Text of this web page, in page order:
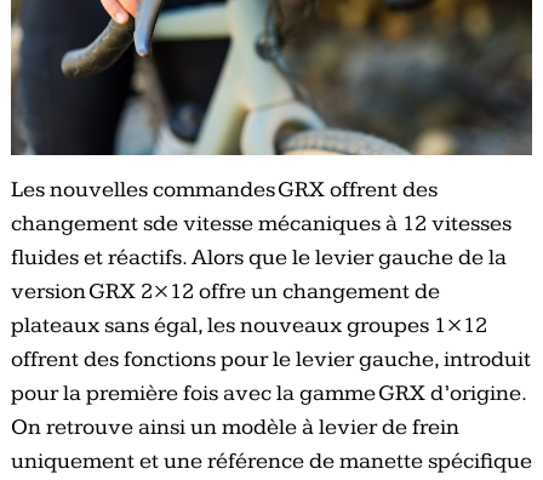
Les nouvelles commandes GRX offrent des
changement sde vitesse mécaniques à 12 vitesses
fluides et réactifs. Alors que le levier gauche de la
version GRX 2×12 offre un changement de
plateaux sans égal, les nouveaux groupes 1×12
offrent des fonctions pour le levier gauche, introduit
pour la première fois avec la gamme GRX d’origine.
On retrouve ainsi un modèle à levier de frein
uniquement et une référence de manette spécifique